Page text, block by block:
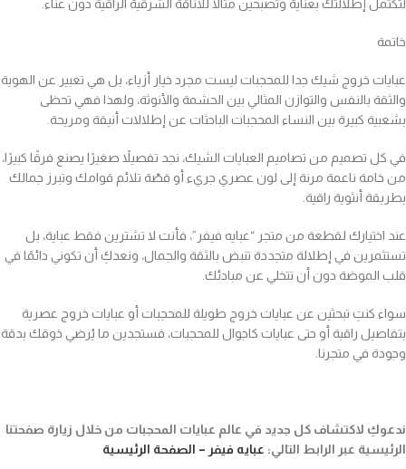
لتكتمل إطلالتك بعناية وتصبحين مثالاً للأناقة الشرقية الراقية دون عناء.
خاتمة
عبايات خروج شيك جدا للمحجبات ليست مجرد خيار أزياء، بل هي تعبير عن الهوية
والثقة بالنفس والتوازن المثالي بين الحشمة والأنوثة، ولهذا فهي تحظى
بشعبية كبيرة بين النساء المحجبات الباحثات عن إطلالات أنيقة ومريحة.
في كل تصميم من تصاميم العبايات الشيك، نجد تفصيلاً صغيرًا يصنع فرقًا كبيرًا،
من خامة ناعمة مرنة إلى لون عصري جريء أو قصّة تلائم قوامك وتبرز جمالك
بطريقة أنثوية راقية.
عند اختيارك لقطعة من متجر “عبايه فيفر”، فأنت لا تشترين فقط عباية، بل
تستثمرين في إطلالة متجددة تنبض بالثقة والجمال، ونعدكِ أن تكوني دائمًا في
قلب الموضة دون أن تتخلي عن مبادئك.
سواء كنتِ تبحثين عن عبايات خروج طويلة للمحجبات أو عبايات خروج عصرية
بتفاصيل راقية أو حتى عبايات كاجوال للمحجبات، فستجدين ما يُرضي ذوقك بدقة
وجودة في متجرنا.
ندعوكِ لاكتشاف كل جديد في عالم عبايات المحجبات من خلال زيارة صفحتنا
الرئيسية عبر الرابط التالي: عبايه فيفر – الصفحة الرئيسية